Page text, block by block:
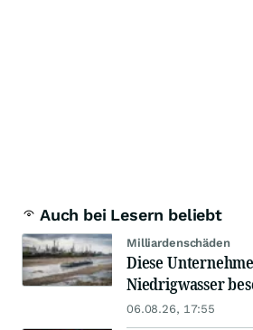
Auch bei Lesern beliebt
Milliardenschäden
Diese
Niedrigwasser
06.08.26, 17:55